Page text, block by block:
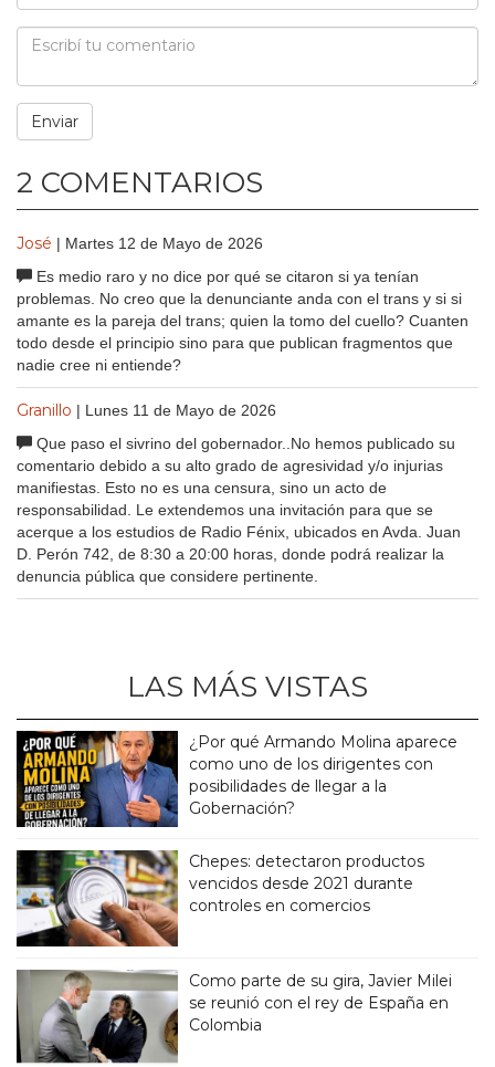
2 COMENTARIOS
José | Martes 12 de Mayo de 2026
Es medio raro y no dice por qué se citaron si ya tenían
problemas. No creo que la denunciante anda con el trans y si si
amante es la pareja del trans; quien la tomo del cuello? Cuanten
todo desde el principio sino para que publican fragmentos que
nadie cree ni entiende?
Granillo | Lunes 11 de Mayo de 2026
Que paso el sivrino del gobernador..No hemos publicado su
comentario debido a su alto grado de agresividad y/o injurias
manifiestas. Esto no es una censura, sino un acto de
responsabilidad. Le extendemos una invitación para que se
acerque a los estudios de Radio Fénix, ubicados en Avda. Juan
D. Perón 742, de 8:30 a 20:00 horas, donde podrá realizar la
denuncia pública que considere pertinente.
LAS MÁS VISTAS
¿Por qué Armando Molina aparece
como uno de los dirigentes con
posibilidades de llegar a la
Gobernación?
Chepes: detectaron productos
vencidos desde 2021 durante
controles en comercios
Como parte de su gira, Javier Milei
se reunió con el rey de España en
Colombia